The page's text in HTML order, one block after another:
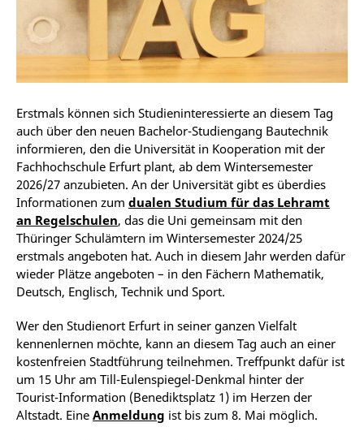
Erstmals können sich Studieninteressierte an diesem Tag
auch über den neuen Bachelor-Studiengang Bautechnik
informieren, den die Universität in Kooperation mit der
Fachhochschule Erfurt plant, ab dem Wintersemester
2026/27 anzubieten. An der Universität gibt es überdies
Informationen zum dualen Studium für das Lehramt
an Regelschulen, das die Uni gemeinsam mit den
Thüringer Schulämtern im Wintersemester 2024/25
erstmals angeboten hat. Auch in diesem Jahr werden dafür
wieder Plätze angeboten – in den Fächern Mathematik,
Deutsch, Englisch, Technik und Sport.
Wer den Studienort Erfurt in seiner ganzen Vielfalt
kennenlernen möchte, kann an diesem Tag auch an einer
kostenfreien Stadtführung teilnehmen. Treffpunkt dafür ist
um 15 Uhr am Till-Eulenspiegel-Denkmal hinter der
Tourist-Information (Benediktsplatz 1) im Herzen der
Altstadt. Eine Anmeldung ist bis zum 8. Mai möglich.